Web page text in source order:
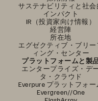
サステナビリティと社会
インパクト
IR（投資家向け情報）
経営陣
所在地
エグゼクティブ・ブリー
ィング・センター
プラットフォームと製
エンタープライズ・デ
タ・クラウド
Everpure プラットフォー
Evergreen//One